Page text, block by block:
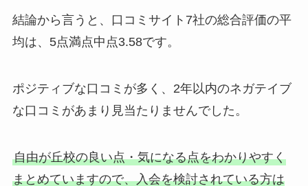
結論から言うと、口コミサイト7社の総合評価の平
均は、5点満点中点3.58です。
ポジティブな口コミが多く、2年以内のネガテイブ
な口コミがあまり見当たりませんでした。
自由が丘校の良い点・気になる点をわかりやすく
まとめていますので、入会を検討されている方は